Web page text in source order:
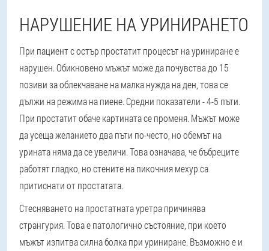
НАРУШЕНИЕ НА УРИНИРАНЕТО
При пациент с остър простатит процесът на уриниране е
нарушен. Обикновено мъжът може да почувства до 15
позиви за облекчаване на малка нужда на ден, това се
дължи на режима на пиене. Средни показатели - 4-5 пъти.
При простатит обаче картината се променя. Мъжът може
да усеща желанието два пъти по-често, но обемът на
урината няма да се увеличи. Това означава, че бъбреците
работят гладко, но стените на пикочния мехур са
притиснати от простатата.
Стесняването на простатната уретра причинява
странгурия. Това е патологично състояние, при което
мъжът изпитва силна болка при уриниране. Възможно е и